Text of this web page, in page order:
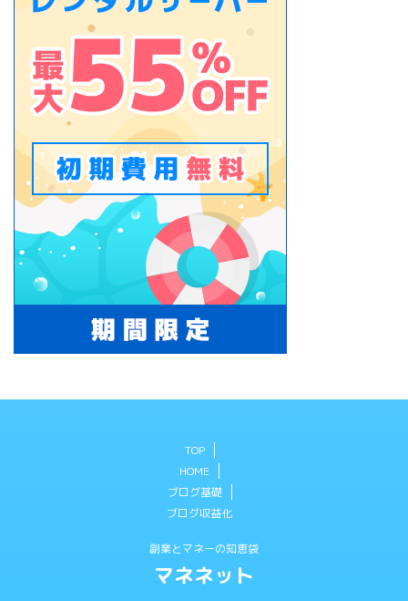
TOP
HOME
ブログ基礎
ブログ収益化
副業とマネーの知恵袋
マネネット